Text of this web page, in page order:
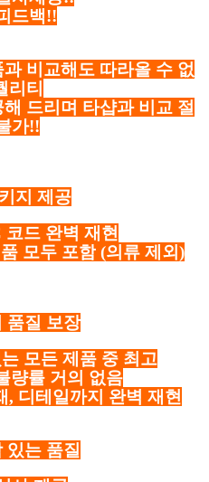
드백!!
비교해도 따라올 수 없
리티
드리며 타샵과 비교 절
가!!
지 제공
드 완벽 재현
모두 포함 (의류 제외)
품질 보장
모든 제품 중 최고
량률 거의 없음
, 디테일까지 완벽 재현
있는 품질